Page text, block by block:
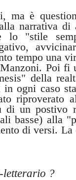
ma è
narrativa
lo "stile
tempo una
Poi fi
della
ogni caso
riproverato
di un postivo
basse) alla
di versi.
letterario ?